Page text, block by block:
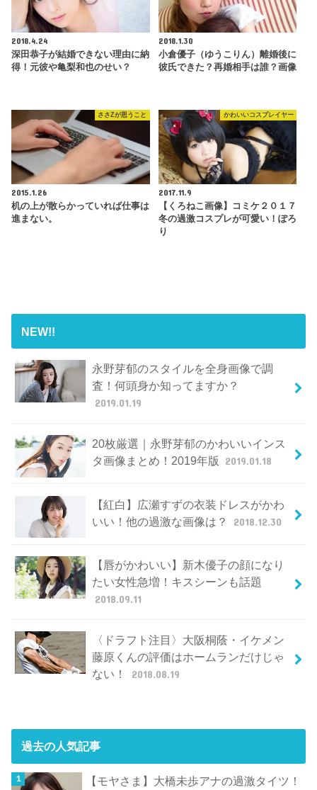
2018.4.24
深田恭子が結婚できない理由に納
得！元彼や亀梨和也のせい？
2018.1.30
小倉優子（ゆうこりん）離婚後に
彼氏できた？再婚相手は誰？画像
ささZが思うこと
2015.1.26
机の上が散らかっていれば仕事は
進まない。
かわいいコスプレイヤー
2017.11.9
【くろねこ画像】コミケ２０１７
冬の過激コスプレが可愛い！ぽろ
り
NEW!!
永野芽郁のスタイルを全身画像で調
査！何頭身か知ってますか？
2019.01.19
20枚厳選｜永野芽郁のかわいいインス
タ画像まとめ！2019年版
2019.01.18
【紅白】広瀬すずの衣装ドレスがかわ
いい！他の過激な画像は？
2018.12.30
【唇がかわいい】新木優子の顔になり
たい女性急増！キスシーンも話題
2018.09.11
〈ドラフト注目〉大阪桐蔭・イケメン
藤原くんの評価はホームランだけじゃ
ない！
2018.08.19
過去の人気記事
【モヤさま】大橋未歩アナの過激タイツ！